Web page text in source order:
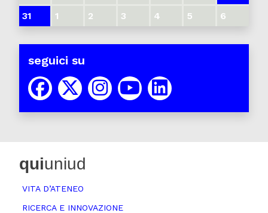
31
1 2 3 4 5 6
seguici su
quiuniud
VITA D’ATENEO
RICERCA E INNOVAZIONE